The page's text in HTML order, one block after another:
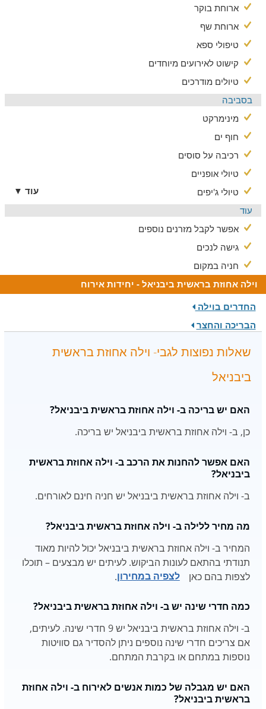
והכנרת.ארוחת בוקר
ארוחת שף
טיפולי ספא
קישוט לאירועים מיוחדים
טיולים מודרכים
בסביבה
מינימרקט
חוף ים
רכיבה על סוסים
טיולי אופניים
טיולי ג'יפים
עוד ▼
עוד
אפשר לקבל מזרנים נוספים
גישה לנכים
חניה במקום
וילה אחוזת בראשית ביבניאל - יחידות אירוח
החדרים בוילה
הבריכה והחצר
שאלות נפוצות לגבי- וילה אחוזת בראשית
ביבניאל
האם יש בריכה ב- וילה אחוזת בראשית ביבניאל?
כן, ב- וילה אחוזת בראשית ביבניאל יש בריכה.
האם אפשר להחנות את הרכב ב- וילה אחוזת בראשית
ביבניאל?
ב- וילה אחוזת בראשית ביבניאל יש חניה חינם לאורחים.
מה מחיר ללילה ב- וילה אחוזת בראשית ביבניאל?
המחיר ב- וילה אחוזת בראשית ביבניאל יכול להיות מאוד
תנודתי בהתאם לעונות הביקוש. לעיתים יש מבצעים – תוכלו
לצפות בהם כאן
לצפיה במחירון.
כמה חדרי שינה יש ב- וילה אחוזת בראשית ביבניאל?
ב- וילה אחוזת בראשית ביבניאל יש 9 חדרי שינה. לעיתים,
אם צריכים חדרי שינה נוספים ניתן להסדיר גם סוויטות
נוספות במתחם או בקרבת המתחם.
האם יש מגבלה של כמות אנשים לאירוח ב- וילה אחוזת
בראשית ביבניאל?